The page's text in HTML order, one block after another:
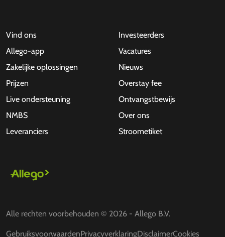
Vind ons
Allego-app
Zakelijke oplossingen
Prijzen
Live ondersteuning
NMBS
Leveranciers
Investeerders
Vacatures
Nieuws
Overstay fee
Ontvangstbewijs
Over ons
Stroometiket
Alle rechten voorbehouden © 2026 - Allego B.V.
GebruiksvoorwaardenPrivacyverklaringDisclaimerCookies